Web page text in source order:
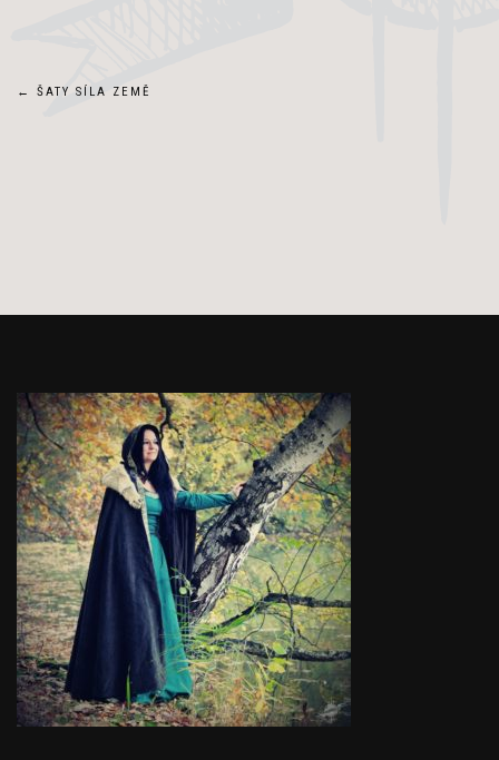
Navigace
← ŠATY SÍLA ZEMĚ